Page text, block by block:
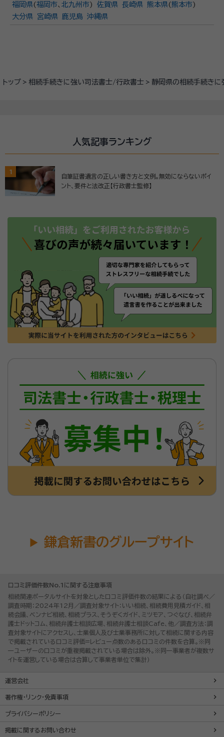
トップ 相続手続きに強い司法書士/行政書士 静岡県の相続手続き
福岡県(福岡市、 北九州市) 佐賀県 長崎県 熊本県(熊本市)
大分県
宮崎県 鹿児島 沖縄県
人気記事ランキング
1
自筆証書遺言の正しい書き方と文例。無効にならないポイ
ント、要件と法改正【行政書士監修】
鎌倉新書のグループサイト
口コミ評価件数No.1に関する注意事項
相続関連ポータルサイトを対象とした口コミ評価件数の結果による（自社調べ／
調査時期：2024年12月／調査対象サイト：いい相続、相続費用見積ガイド、相
続会議、ベンナビ相続、相続プラス、そうぞくガイド、ミツモア、つぐなび、相続弁
護士ドットコム、相続弁護士相談広場、相続弁護士相談Cafe、他／調査方法：調
査対象サイトにアクセスし、士業個人及び士業事務所に対して相続に関する内容
で掲載されている口コミ評価=レビュー点数のある口コミの件数を合算。※同
一ユーザーの口コミが重複掲載されている場合は除外。※同一事業者が複数サ
イトを運営している場合は合算して事業者単位で集計）
運営会社
著作権・リンク・免責事項
プライバシーポリシー
掲載に関するお問い合わせ